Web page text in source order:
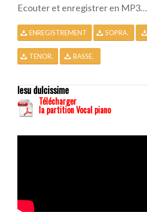
Ecouter et enregistrer en MP3…
ENREGISTREMENT SOPRA.
TENOR. BASSE.
Iesu dulcissime
Télécharger
la partition Vocal piano